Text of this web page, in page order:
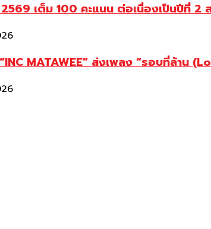
เต็ม 100 คะแนน ต่อเนื่องเป็นปีที่ 2
“INC MATAWEE” ส่งเพลง “รอบที่ล้า